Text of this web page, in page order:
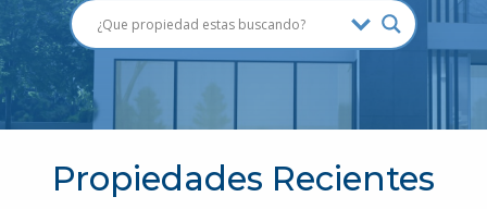
Propiedades Recientes